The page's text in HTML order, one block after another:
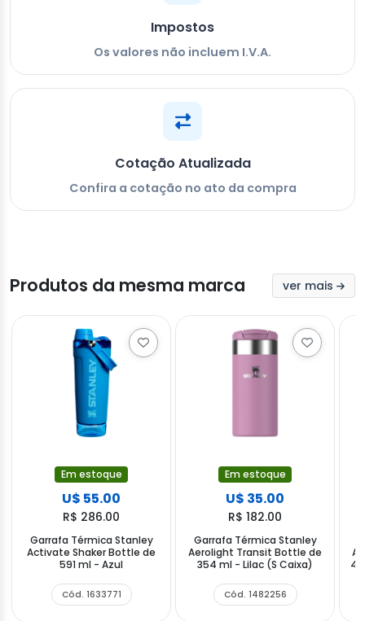
Impostos
Os valores não incluem I.V.A.
Cotação Atualizada
Confira a cotação no ato da compra
Produtos da mesma marca ver mais
Em estoque
U$ 55.00
R$ 286.00
Garrafa Térmica Stanley
Activate Shaker Bottle de
591 ml - Azul
Cód. 1633771
Em estoque
U$ 35.00
R$ 182.00
Garrafa Térmica Stanley
Aerolight Transit Bottle de
354 ml - Lilac (S Caixa)
Cód. 1482256